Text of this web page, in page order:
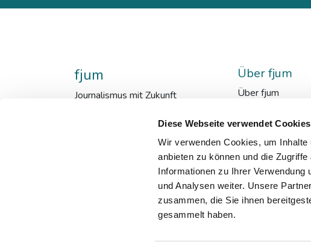
Diese Webseite verwendet Cookies
Wir verwenden Cookies, um
anbieten zu können und die
Informationen zu Ihrer
und Analysen weiter. Unsere
zusammen, die Sie ihnen
gesammelt haben.
fjum
Journalismus mit Zukunft
Über fjum
Über fjum
Menschen
Kooperationen
Downloads
Newsletter